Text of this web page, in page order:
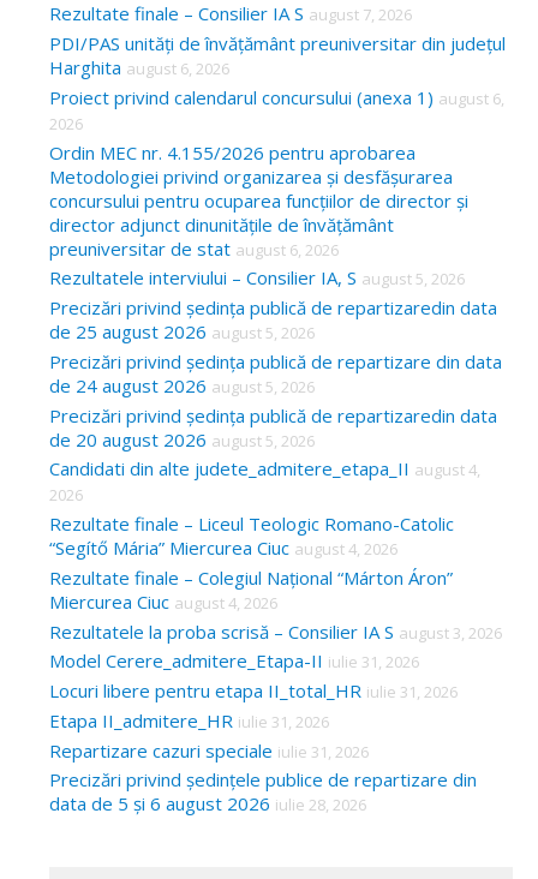
Rezultate finale – Consilier IA S august 7, 2026
PDI/PAS unități de învățământ preuniversitar din județul
Harghita august 6, 2026
Proiect privind calendarul concursului (anexa 1) august 6,
2026
Ordin MEC nr. 4.155/2026 pentru aprobarea
Metodologiei privind organizarea și desfășurarea
concursului pentru ocuparea funcțiilor de director și
director adjunct dinunitățile de învățământ
preuniversitar de stat august 6, 2026
Rezultatele interviului – Consilier IA, S august 5, 2026
Precizări privind ședința publică de repartizaredin data
de 25 august 2026 august 5, 2026
Precizări privind ședința publică de repartizare din data
de 24 august 2026 august 5, 2026
Precizări privind ședința publică de repartizaredin data
de 20 august 2026 august 5, 2026
Candidati din alte judete_admitere_etapa_II august 4,
2026
Rezultate finale – Liceul Teologic Romano-Catolic
“Segítő Mária” Miercurea Ciuc august 4, 2026
Rezultate finale – Colegiul Național “Márton Áron”
Miercurea Ciuc august 4, 2026
Rezultatele la proba scrisă – Consilier IA S august 3, 2026
Model Cerere_admitere_Etapa-II iulie 31, 2026
Locuri libere pentru etapa II_total_HR iulie 31, 2026
Etapa II_admitere_HR iulie 31, 2026
Repartizare cazuri speciale iulie 31, 2026
Precizări privind ședințele publice de repartizare din
data de 5 și 6 august 2026 iulie 28, 2026